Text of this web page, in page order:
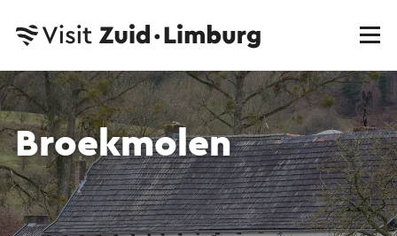
Broekmolen